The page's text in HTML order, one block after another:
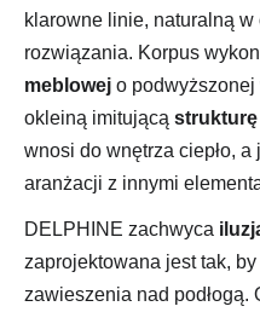
klarowne linie, naturalną
rozwiązania. Korpus
meblowej o podwyższonej
okleiną imitującą
wnosi do wnętrza ciepło,
aranżacji z innymi
DELPHINE zachwyca
zaprojektowana jest tak,
zawieszenia nad podłogą.